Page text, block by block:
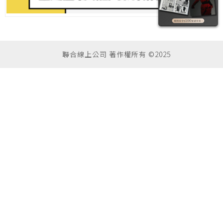
聯合線上公司 著作權所有 ©2025